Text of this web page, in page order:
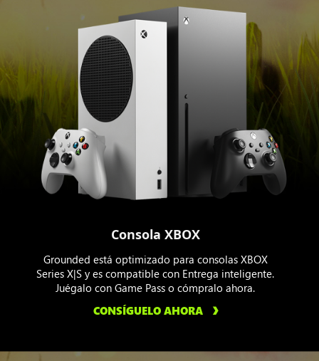
Consola XBOX
Grounded está optimizado para consolas XBOX
Series X|S y es compatible con Entrega inteligente.
Juégalo con Game Pass o cómpralo ahora.
CONSÍGUELO AHORA